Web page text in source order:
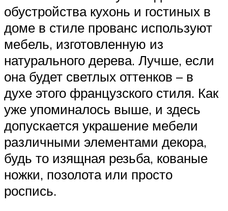
обустройства кухонь и гостиных в
доме в стиле прованс используют
мебель, изготовленную из
натурального дерева. Лучше, если
она будет светлых оттенков – в
духе этого французского стиля. Как
уже упоминалось выше, и здесь
допускается украшение мебели
различными элементами декора,
будь то изящная резьба, кованые
ножки, позолота или просто
роспись.